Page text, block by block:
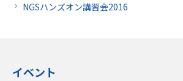
NGSハンズオン講習会2016
イベント